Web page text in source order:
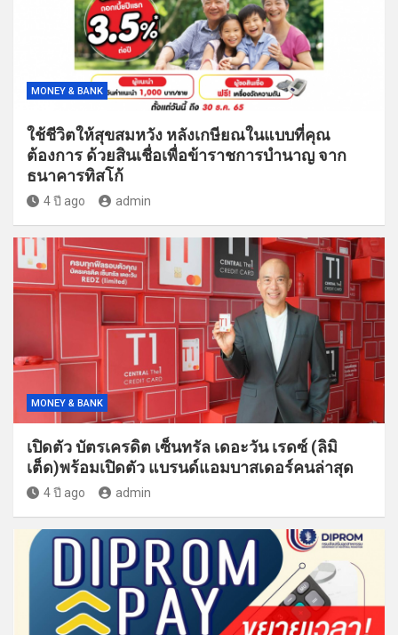
MONEY & BANK
ใช้ชีวิตให้สุขสมหวัง หลังเกษียณในแบบที่คุณ
ต้องการ ด้วยสินเชื่อเพื่อข้าราชการบำนาญ จาก
ธนาคารทิสโก้
4 ปี ago admin
MONEY & BANK
เปิดตัว บัตรเครดิต เซ็นทรัล เดอะวัน เรดซ์ (ลิมิ
เต็ด)พร้อมเปิดตัว แบรนด์แอมบาสเดอร์คนล่าสุด
4 ปี ago admin